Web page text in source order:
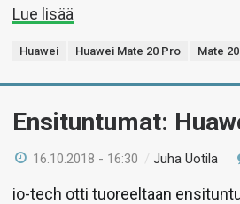
Lue lisää
Huawei Huawei Mate 20 Pro Mate 20
Ensituntumat:
16.10.2018 - 16:30 /Juha Uotila
io-tech otti tuoreeltaan